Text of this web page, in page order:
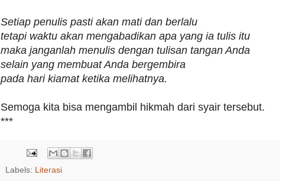
Setiap penulis pasti akan mati dan berlalu
tetapi waktu akan mengabadikan apa yang ia tulis itu
maka janganlah menulis dengan tulisan tangan Anda
selain yang membuat Anda bergembira
pada hari kiamat ketika melihatnya.
Semoga kita bisa mengambil hikmah dari syair tersebut.
***
Labels: Literasi